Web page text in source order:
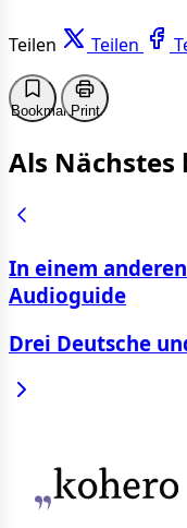
Teilen Teilen
BookmarkPrint
Als Nächstes
In einem
Audioguide
Drei Deutsche